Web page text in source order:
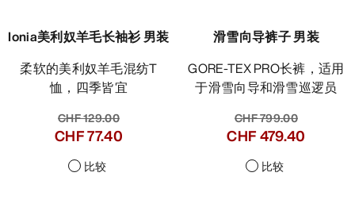
Ionia美利奴羊毛长袖衫 男装
柔软的美利奴羊毛混纺T
恤，四季皆宜
CHF 129.00
CHF 77.40
比较
滑雪向导裤子 男装
GORE-TEX PRO长裤，适用
于滑雪向导和滑雪巡逻员
CHF 799.00
CHF 479.40
比较